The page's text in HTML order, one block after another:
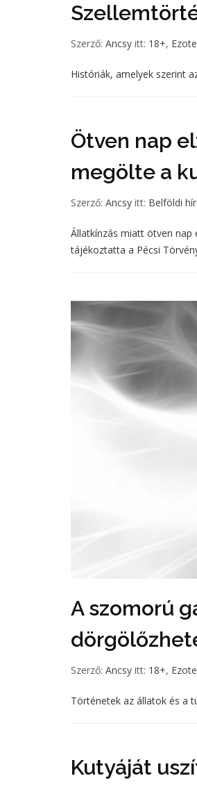
Szerző: Ancsy itt: 18+,
Históriák, amelyek szerint
Ötven nap
megölte a
Szerző: Ancsy itt: Belföldi
Állatkínzás miatt ötven nap
tájékoztatta a Pécsi
A szomorú
Szerző: Ancsy itt: 18+,
Történetek az állatok és a
Kutyáját